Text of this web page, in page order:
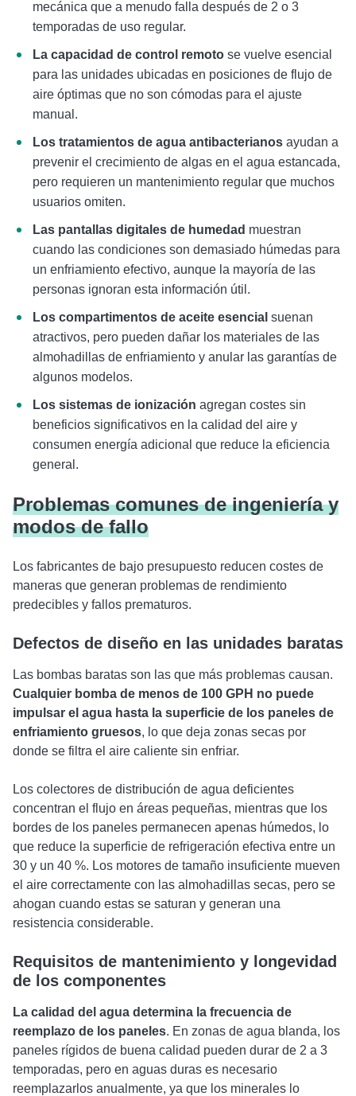
mecánica que a menudo falla después de 2 o 3
temporadas de uso regular.
La capacidad de control remoto se vuelve esencial
para las unidades ubicadas en posiciones de flujo de
aire óptimas que no son cómodas para el ajuste
manual.
Los tratamientos de agua antibacterianos ayudan a
prevenir el crecimiento de algas en el agua estancada,
pero requieren un mantenimiento regular que muchos
usuarios omiten.
Las pantallas digitales de humedad muestran
cuando las condiciones son demasiado húmedas para
un enfriamiento efectivo, aunque la mayoría de las
personas ignoran esta información útil.
Los compartimentos de aceite esencial suenan
atractivos, pero pueden dañar los materiales de las
almohadillas de enfriamiento y anular las garantías de
algunos modelos.
Los sistemas de ionización agregan costes sin
beneficios significativos en la calidad del aire y
consumen energía adicional que reduce la eficiencia
general.
Problemas comunes de ingeniería y
modos de fallo
Los fabricantes de bajo presupuesto reducen costes de
maneras que generan problemas de rendimiento
predecibles y fallos prematuros.
Defectos de diseño en las unidades baratas
Las bombas baratas son las que más problemas causan.
Cualquier bomba de menos de 100 GPH no puede
impulsar el agua hasta la superficie de los paneles de
enfriamiento gruesos, lo que deja zonas secas por
donde se filtra el aire caliente sin enfriar.
Los colectores de distribución de agua deficientes
concentran el flujo en áreas pequeñas, mientras que los
bordes de los paneles permanecen apenas húmedos, lo
que reduce la superficie de refrigeración efectiva entre un
30 y un 40 %. Los motores de tamaño insuficiente mueven
el aire correctamente con las almohadillas secas, pero se
ahogan cuando estas se saturan y generan una
resistencia considerable.
Requisitos de mantenimiento y longevidad
de los componentes
La calidad del agua determina la frecuencia de
reemplazo de los paneles. En zonas de agua blanda, los
paneles rígidos de buena calidad pueden durar de 2 a 3
temporadas, pero en aguas duras es necesario
reemplazarlos anualmente, ya que los minerales lo